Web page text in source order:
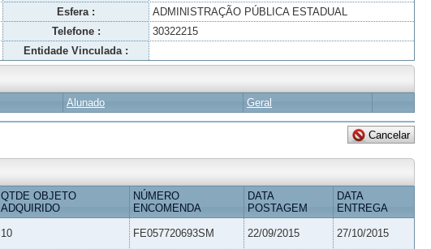
Esfera :
ADMINISTRAÇÃO PÚBLICA ESTADUAL
Telefone :
30322215
Entidade Vinculada :
Alunado Geral
QTDE OBJETO
ADQUIRIDO
NÚMERO
ENCOMENDA
DATA
POSTAGEM
DATA
ENTREGA
10 FE057720693SM 22/09/2015 27/10/2015